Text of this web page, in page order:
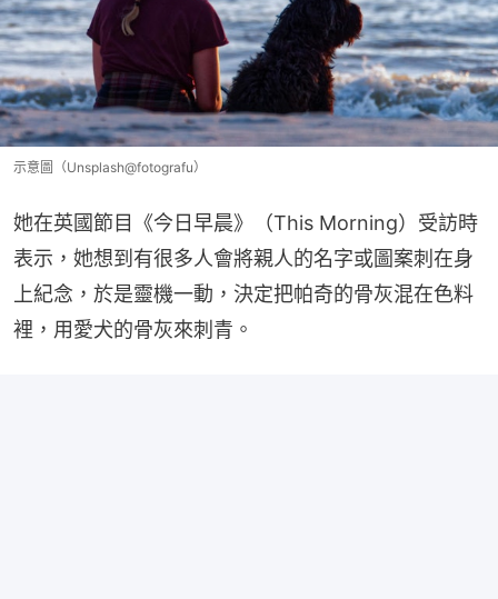
示意圖（Unsplash@fotografu）
她在英國節目《今日早晨》（This Morning）受訪時
表示，她想到有很多人會將親人的名字或圖案刺在身
上紀念，於是靈機一動，決定把帕奇的骨灰混在色料
裡，用愛犬的骨灰來刺青。